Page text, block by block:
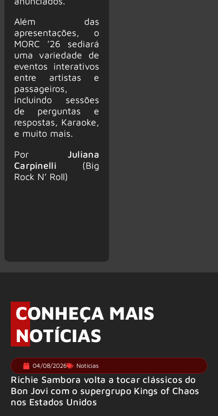
Além das
apresentações, o
MORC ’26 sediará
uma variedade de
eventos interativos
entre artistas e
passageiros,
incluindo sessões
de perguntas e
respostas, Karaoke,
e muito mais.
Por Juliana
Carpinelli (Big
Rock N’ Roll)
CONHEÇA MAIS
NOTÍCIAS
04/08/2026 Notícias
Richie Sambora volta a tocar clássicos do
Bon Jovi com o supergrupo Kings of Chaos
nos Estados Unidos